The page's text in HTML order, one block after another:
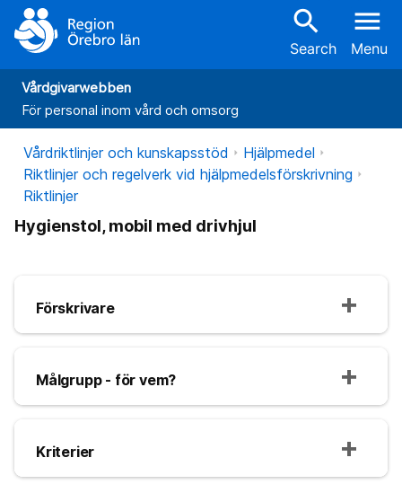
search
Search
menu
Menu
Vårdgivarwebben
För personal inom vård och omsorg
Vårdriktlinjer och kunskapsstöd
Hjälpmedel
Riktlinjer och regelverk vid hjälpmedelsförskrivning
Riktlinjer
Hygienstol, mobil med drivhjul
Förskrivare
Målgrupp - för vem?
Kriterier